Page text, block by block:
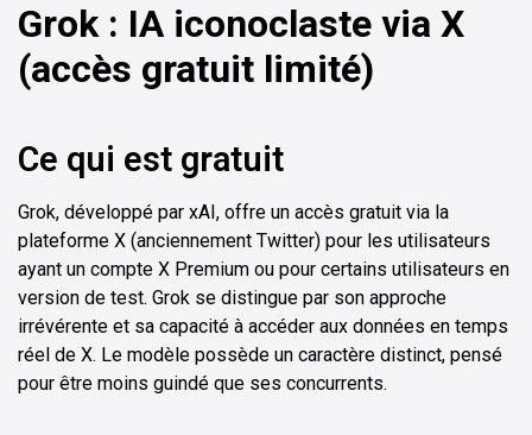
Grok : IA iconoclaste via X
(accès gratuit limité)
Ce qui est gratuit
Grok, développé par xAI, offre un accès gratuit via la
plateforme X (anciennement Twitter) pour les utilisateurs
ayant un compte X Premium ou pour certains utilisateurs en
version de test. Grok se distingue par son approche
irrévérente et sa capacité à accéder aux données en temps
réel de X. Le modèle possède un caractère distinct, pensé
pour être moins guindé que ses concurrents.